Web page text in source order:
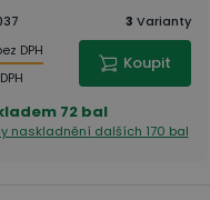
3 Varianty
DPH
Koupit
72 bal
naskladnění dalších 170 bal